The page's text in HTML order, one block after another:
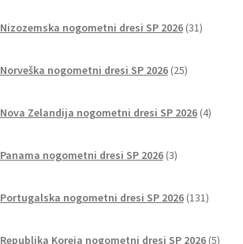
Nizozemska nogometni dresi SP 2026 31izdelkov
Norveška nogometni dresi SP 2026 25izdelkov
Nova Zelandija nogometni dresi SP 2026 4izdelki
Panama nogometni dresi SP 2026 3izdelki
Portugalska nogometni dresi SP 2026 131
Republika Koreja nogometni dresi SP 2026 5